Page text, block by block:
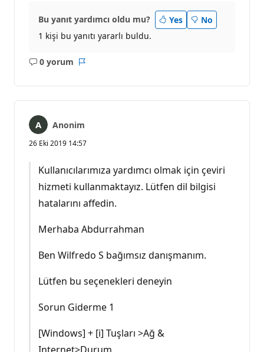
Bu yanıt yardımcı oldu mu? Yes
No
1 kişi bu yanıtı yararlı buldu.
0 yorum
Açıklama
Anonim
26 Eki 2019 14:57
Kullanıcılarımıza yardımcı olmak için çeviri
hizmeti kullanmaktayız. Lütfen dil bilgisi
hatalarını affedin.
Merhaba Abdurrahman
Ben Wilfredo S bağımsız danışmanım.
Lütfen bu seçenekleri deneyin
Sorun Giderme 1
[Windows] + [i] Tuşları >Ağ &